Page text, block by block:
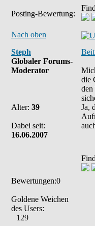
Posting-Bewertung:
Nach oben
Steph
Globaler Forums-
Moderator
Alter: 39
Dabei seit:
16.06.2007
Bewertungen:0
Goldene Weichen
des Users:
129
die
den
Ja,